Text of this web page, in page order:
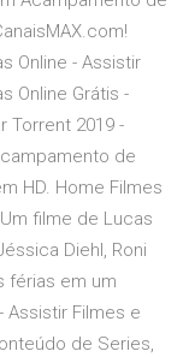
Online - Assistir
Online Grátis -
Torrent 2019 -
de
HD. Home Filmes
filme de Lucas
Diehl, Roni
férias em um
Assistir Filmes e
de Series,